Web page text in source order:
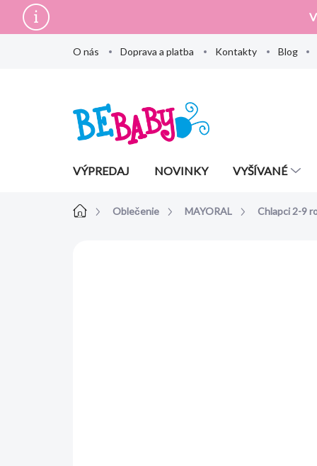
obsah
O nás Doprava a platba Kontakty Blog
VÝPREDAJ NOVINKY VYŠÍVANÉ
DomovOblečenie MAYORAL Chlapci 2-9